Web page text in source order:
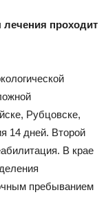
лечения проходит
Рубцовске,
14 дней. Второй
В крае
пребыванием